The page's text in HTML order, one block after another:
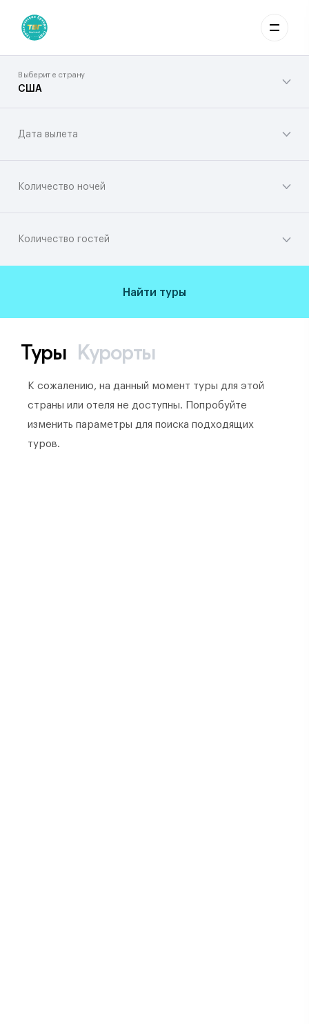
США
Выберите страну
Дата вылета
Количество ночей
Количество гостей
Найти туры
Туры Курорты
К сожалению, на данный момент туры для этой
страны или отеля не доступны. Попробуйте
изменить параметры для поиска подходящих
туров.